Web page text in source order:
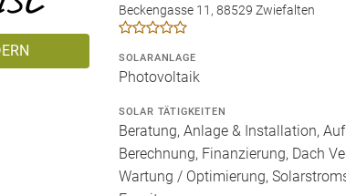
Beckengasse 11, 88529 Zwiefalten
SOLARANLAGE
Photovoltaik
SOLAR TÄTIGKEITEN
Beratung, Anlage & Installation,
Berechnung, Finanzierung, Dach
Wartung / Optimierung,